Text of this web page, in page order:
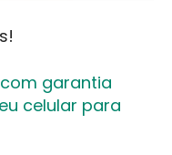
garantia
celular para